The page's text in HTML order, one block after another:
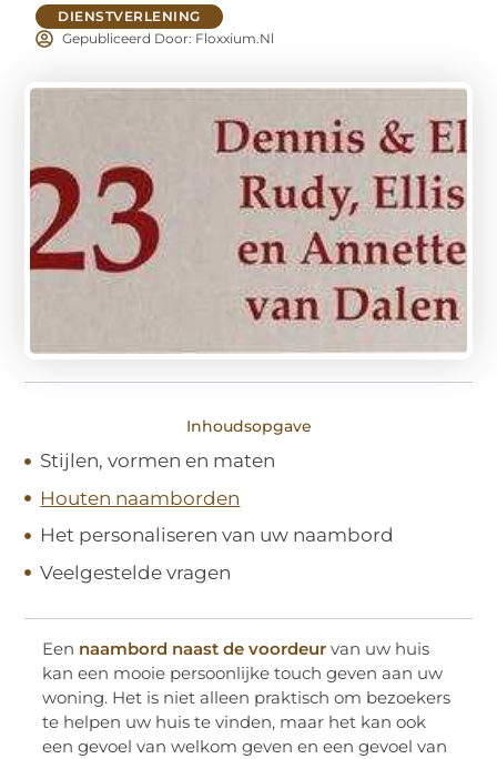
DIENSTVERLENING
Gepubliceerd Door: Floxxium.nl
Inhoudsopgave
Stijlen, vormen en maten
Houten naamborden
Het personaliseren van uw naambord
Veelgestelde vragen
Een naambord naast de voordeur van uw huis
kan een mooie persoonlijke touch geven aan uw
woning. Het is niet alleen praktisch om bezoekers
te helpen uw huis te vinden, maar het kan ook
een gevoel van welkom geven en een gevoel van